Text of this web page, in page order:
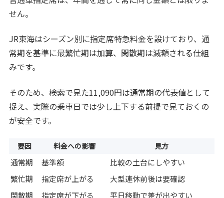
せん。
JR東海はシーズン別に指定席特急料金を設けており、通
常期を基準に最繁忙期は加算、閑散期は減額される仕組
みです。
そのため、検索で見た11,090円は通常期の代表値として
捉え、実際の乗車日では少し上下する前提で見ておくの
が安全です。
要因 料金への影響 見方
通常期 基準額
比較の土台にしやすい
繁忙期
指定席が上がる
大型連休前後は要確認
閑散期
指定席が下がる 平日移動で差が出やすい